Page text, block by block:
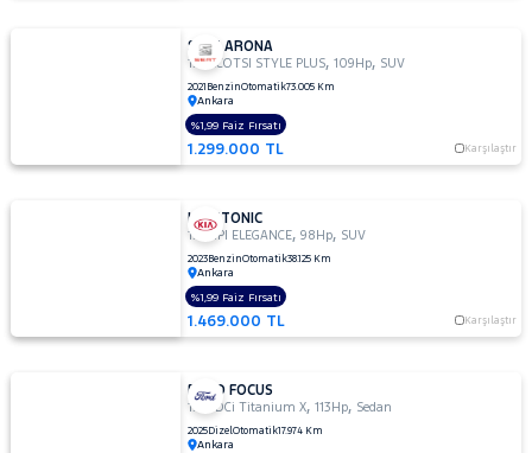
SEAT ARONA
1.0 ECOTSI STYLE PLUS,109Hp, SUV
2021 BenzinOtomatik73.005 Km
Ankara
1.299.000 TL Karşılaştır
%1,99 Faiz Fırsatı
KIA STONIC
1.4 MPI ELEGANCE,98Hp, SUV
2023BenzinOtomatik38.125 Km
Ankara
1.469.000 TL Karşılaştır
%1,99 Faiz Fırsatı
FORD FOCUS
1.5 TDCi Titanium X,113Hp, Sedan
2025DizelOtomatik17.974 Km
Ankara